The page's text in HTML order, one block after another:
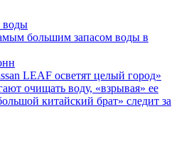
воды
большим запасом воды в
LEAF осветят целый город»
очищать воду, «взрывая» ее
китайский брат» следит за